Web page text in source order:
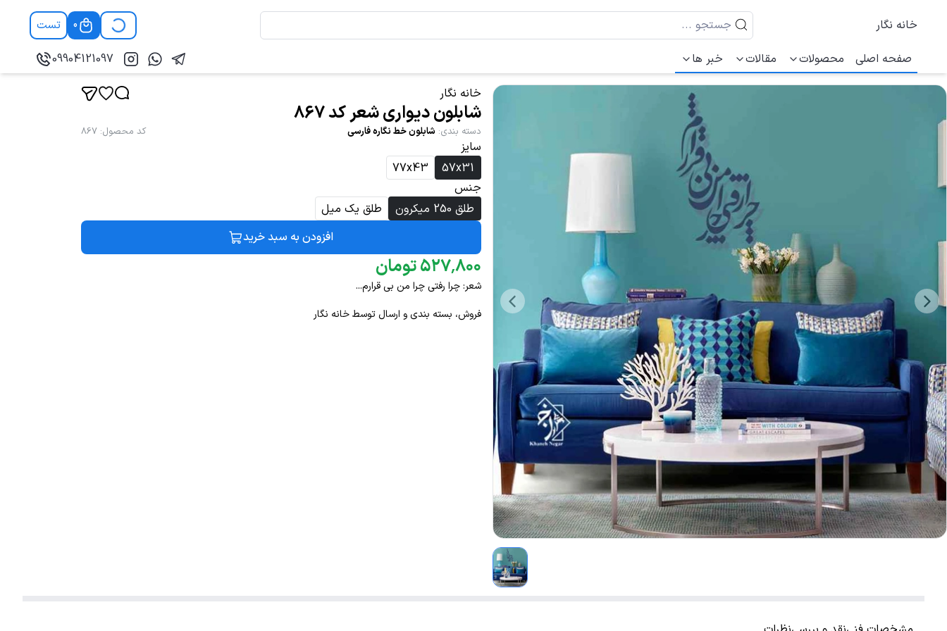
خانه نگار 0
تست
صفحه اصلی
محصولات مقالات خبر ها 09904121097
خانه نگار
شابلون دیواری شعر کد 867
دسته بندی: شابلون خط نگاره فارسی کد محصول:
867
سایز
57x31
77x43
جنس
طلق 250 میکرون
طلق یک میل
افزودن به سبد خرید
۵۲۷٬۸۰۰ تومان
شعر: چرا رفتی چرا من بی قرارم...
فروش، بسته بندی و ارسال توسط خانه نگار